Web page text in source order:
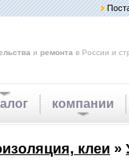
и ремонта в России и
компании
клеи »